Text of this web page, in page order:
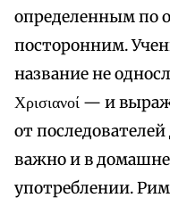
определенным по
посторонним.
название не
Χρισιανοί — и
от
важно и в
употреблении.